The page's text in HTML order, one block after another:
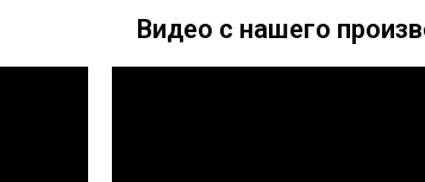
Видео с нашего